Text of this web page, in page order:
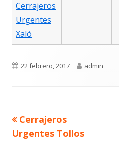
Cerrajeros
Urgentes
Xaló
Publicado
22 febrero, 2017 Autor
admin
Navegación
de
entradas
Artículo
anterior
Cerrajeros
Urgentes Tollos